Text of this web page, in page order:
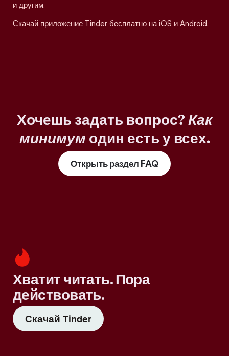
и другим.
Скачай приложение Tinder бесплатно на iOS и Android.
Хочешь задать вопрос? Как
минимум один есть у всех.
Открыть раздел FAQ
Хватит читать. Пора
действовать.
Скачай Tinder